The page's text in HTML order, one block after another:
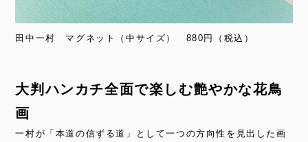
田中一村 マグネット（中サイズ） 880円（税込）
大判ハンカチ全面で楽しむ艶やかな花鳥
画
一村が「本道の信ずる道」として一つの方向性を見出した画